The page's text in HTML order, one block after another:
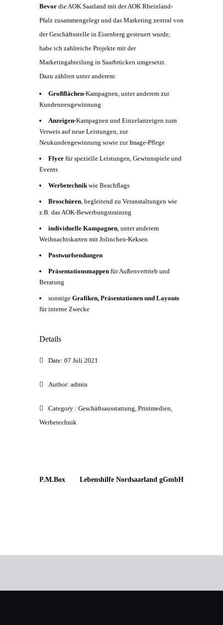
Bevor die AOK Saarland mit der AOK Rheinland-
Pfalz zusammengelegt und das Marketing zentral von
der Geschäftsstelle in Eisenberg gesteuert wurde,
habe ich zahlreiche Projekte mit der
Marketingabteilung in Saarbrücken umgesetzt.
Dazu zählten unter anderem:
Großflächen-Kampagnen, unter anderem zur
Kundenneugewinnung
Anzeigen-Kampagnen und Einzelanzeigen zum
Verweis auf neue Leistungen, zur
Neukundengewinnung sowie zur Image-Pflege
Flyer für spezielle Leistungen, Gewinnspiele und
Events
Werbetechnik wie Beachflags
Broschüren , begleitend zu Veranstaltungen wie
z.B. das AOK-Bewerbungstraining
individuelle Kampagnen , unter anderem
Weihnachtskarten mit Jolinchen-Keksen
Postwurfsendungen
Präsentationsmappen für Außenvertrieb und
Beratung
sonstige Grafiken, Präsentationen und Layouts
für interne Zwecke
Details
Date: 07 Juli 2021
Author: admin
Category : Geschäftsausstattung Printmedien
Werbetechnik
P.M.Box Lebenshilfe Nordsaarland gGmbH